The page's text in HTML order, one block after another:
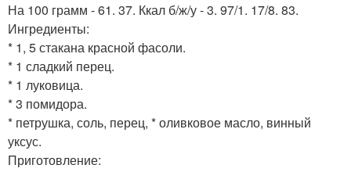
На 100 грамм - 61. 37. Ккал б/ж/у - 3. 97/1. 17/8. 83.
Ингредиенты:
* 1, 5 стакана красной фасоли.
* 1 сладкий перец.
* 1 луковица.
* 3 помидора.
* петрушка, соль, перец, * оливковое масло, винный
уксус.
Приготовление: